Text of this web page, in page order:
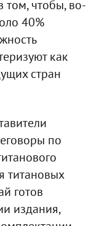
том, чтобы, во-
40%
как
стран
по
титановых
готов
издания,